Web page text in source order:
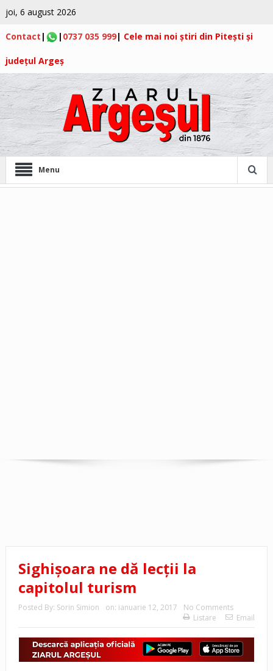
joi, 6 august 2026
Contact | | 0737 035 999| Cele mai noi știri din Pitești și
județul Argeș
Menu
Sighişoara ne dă lecţii la
capitolul turism
Posted By: Sorin Simion on: ianuarie 12, 2017
No Comments
Listare
Email